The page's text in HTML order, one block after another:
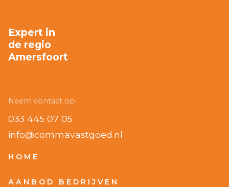
Expert in
de regio
Amersfoort
Neem contact op
033 445 07 05
info@commavastgoed.nl
HOME
AANBOD BEDRIJVEN